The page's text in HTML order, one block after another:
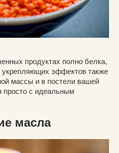
продуктах полно белка,
эффектов также
массы и в постели вашей
просто с идеальным
масла